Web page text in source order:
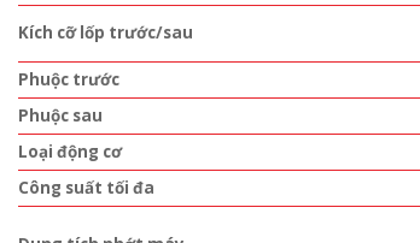
Kích cỡ lốp trước/sau
Phuộc trước
Phuộc sau
Loại động cơ
Công suất tối đa